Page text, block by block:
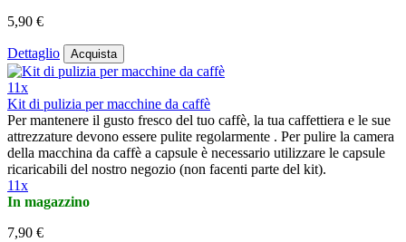
5,90 €
Dettaglio Acquista
11x
Kit di pulizia per macchine da caffè
Per mantenere il gusto fresco del tuo caffè, la tua caffettiera e le sue
attrezzature devono essere pulite regolarmente . Per pulire la camera
della macchina da caffè a capsule è necessario utilizzare le capsule
ricaricabili del nostro negozio (non facenti parte del kit).
11x
In magazzino
7,90 €